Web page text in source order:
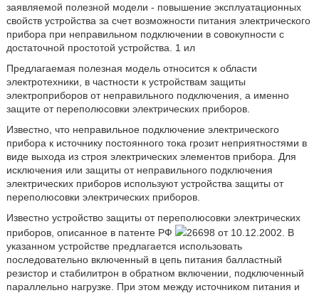
заявляемой полезной модели - повышение эксплуатационных
свойств устройства за счет возможности питания электрического
прибора при неправильном подключении в совокупности с
достаточной простотой устройства. 1 ил
Предлагаемая полезная модель относится к области
электротехники, в частности к устройствам защиты
электроприборов от неправильного подключения, а именно
защите от переполюсовки электрических приборов.
Известно, что неправильное подключение электрического
прибора к источнику постоянного тока грозит неприятностями в
виде выхода из строя электрических элементов прибора. Для
исключения или защиты от неправильного подключения
электрических приборов используют устройства защиты от
переполюсовки электрических приборов.
Известно устройство защиты от переполюсовки электрических
приборов, описанное в патенте РФ
26698 от 10.12.2002. В
указанном устройстве предлагается использовать
последовательно включенный в цепь питания балластный
резистор и стабилитрон в обратном включении, подключенный
параллельно нагрузке. При этом между источником питания и